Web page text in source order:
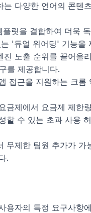
는 다양한 언어의 콘텐
플릿을 결합하여 더욱
'듀얼 위어딩' 기능을
진 노출 순위를 끌어올
를 제공합니다.
접근을 지원하는 크롬
금제에서 요금제 제한
할 수 있는 초과 사용
무제한 팀원 추가가 가
.
용자의 특정 요구사항